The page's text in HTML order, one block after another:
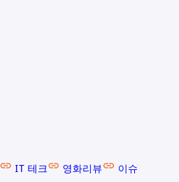
IT 테크 영화리뷰 이슈